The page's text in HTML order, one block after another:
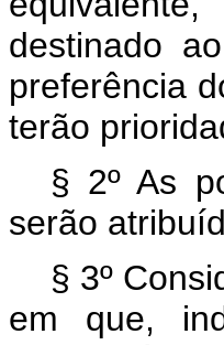
destinado
preferência
terão
§ 2º As
serão
§ 3º
em que,